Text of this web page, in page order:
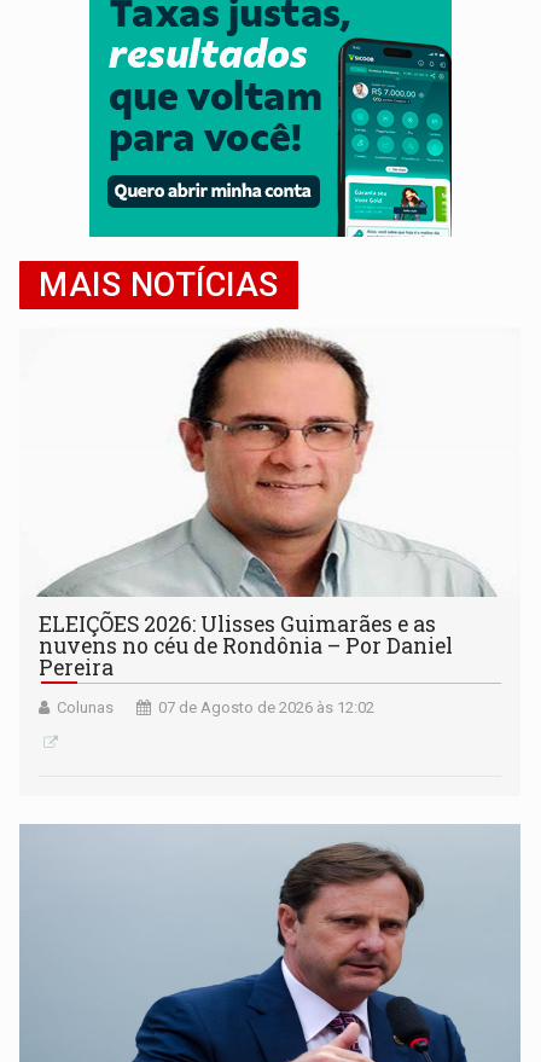
MAIS NOTÍCIAS
ELEIÇÕES 2026: Ulisses Guimarães e as
nuvens no céu de Rondônia – Por Daniel
Pereira
Colunas 07 de Agosto de 2026 às 12:02